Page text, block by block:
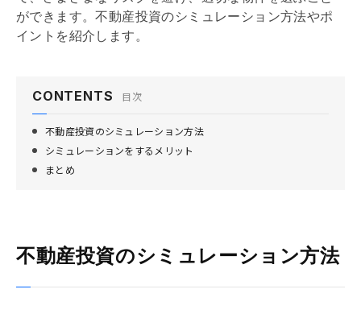
ができます。不動産投資のシミュレーション方法やポ
イントを紹介します。
CONTENTS 目次
不動産投資のシミュレーション方法
シミュレーションをするメリット
まとめ
不動産投資のシミュレーション方法